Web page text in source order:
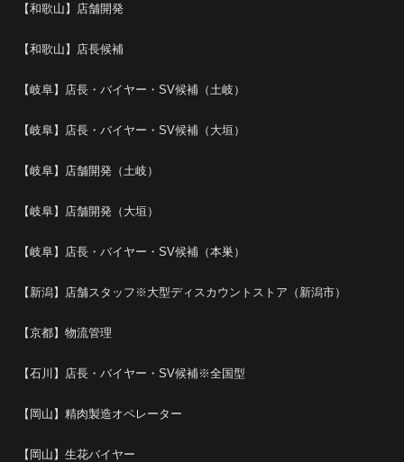
【和歌山】店舗開発
【和歌山】店長候補
【岐阜】店長・バイヤー・SV候補（土岐）
【岐阜】店長・バイヤー・SV候補（大垣）
【岐阜】店舗開発（土岐）
【岐阜】店舗開発（大垣）
【岐阜】店長・バイヤー・SV候補（本巣）
【新潟】店舗スタッフ※大型ディスカウントストア（新潟市）
【京都】物流管理
【石川】店長・バイヤー・SV候補※全国型
【岡山】精肉製造オペレーター
【岡山】生花バイヤー